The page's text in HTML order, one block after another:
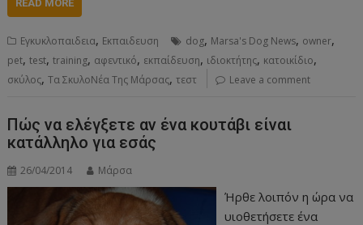
READ MORE
Εγκυκλοπαιδεια, Εκπαιδευση dog, Marsa's Dog News, owner,
pet,test,training, αφεντικό, εκπαίδευση, ιδιοκτήτης, κατοικίδιο,
σκύλος,Τα ΣκυλοΝέα Της Μάρσας,τεστ Leave a comment
Πώς να ελέγξετε αν ένα κουτάβι είναι
κατάλληλο για εσάς
26/04/2014 Μάρσα
Ήρθε λοιπόν η ώρα να
υιοθετήσετε ένα